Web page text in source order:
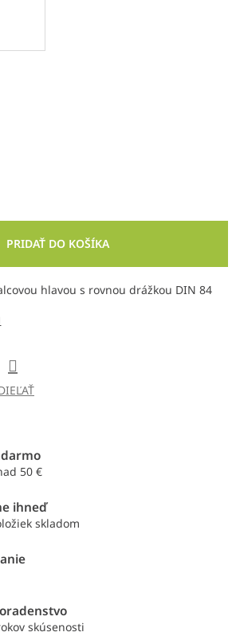
PRIDAŤ DO KOŠÍKA
hlavou s rovnou drážkou DIN 84
50 €
ihneď
skladom
skúsenosti